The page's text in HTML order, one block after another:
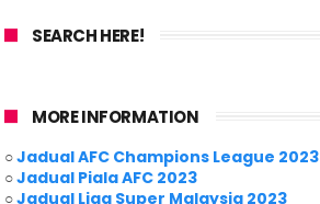
SEARCH HERE!
MORE INFORMATION
○Jadual AFC Champions League 2023
○Jadual Piala AFC 2023
○Jadual Liga Super Malaysia 2023